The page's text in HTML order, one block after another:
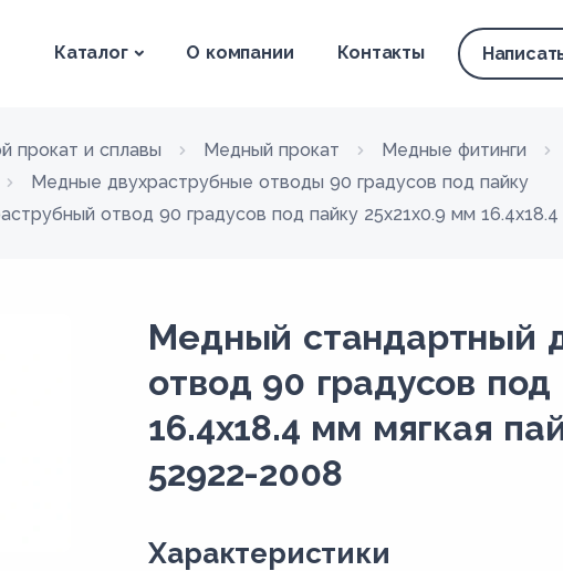
Каталог О компании Контакты
прокат и сплавы Медный прокат Медные фитинги
Медные двухраструбные отводы 90 градусов под пайку
отвод 90 градусов под пайку 25х21х0.9 мм
Медный стандартный
отвод 90 градусов
16.4х18.4 мм мягкая
52922-2008
Xарактеристики